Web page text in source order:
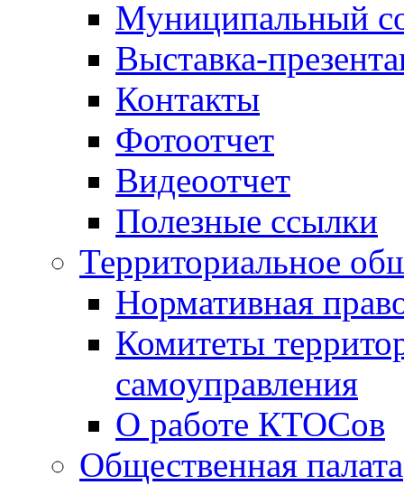
Муниципальный
Выставка-
Контакты
Фотоотчет
Видеоотчет
Полезные ссылки
Территориальное
Нормативная
Комитеты
самоуправления
О работе КТОСов
Общественная палата